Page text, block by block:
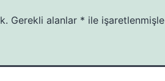
Gerekli alanlar * ile